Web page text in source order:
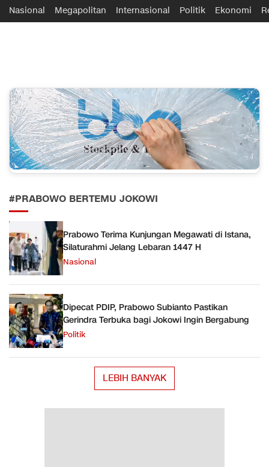
ifakta.co
#pastibenar
Nasional Megapolitan Internasional Politik Ekonomi
#PRABOWO BERTEMU JOKOWI
Prabowo Terima Kunjungan Megawati di Istana,
Silaturahmi Jelang Lebaran 1447 H
Nasional
Dipecat PDIP, Prabowo Subianto Pastikan
Gerindra Terbuka bagi Jokowi Ingin Bergabung
Politik
LEBIH BANYAK